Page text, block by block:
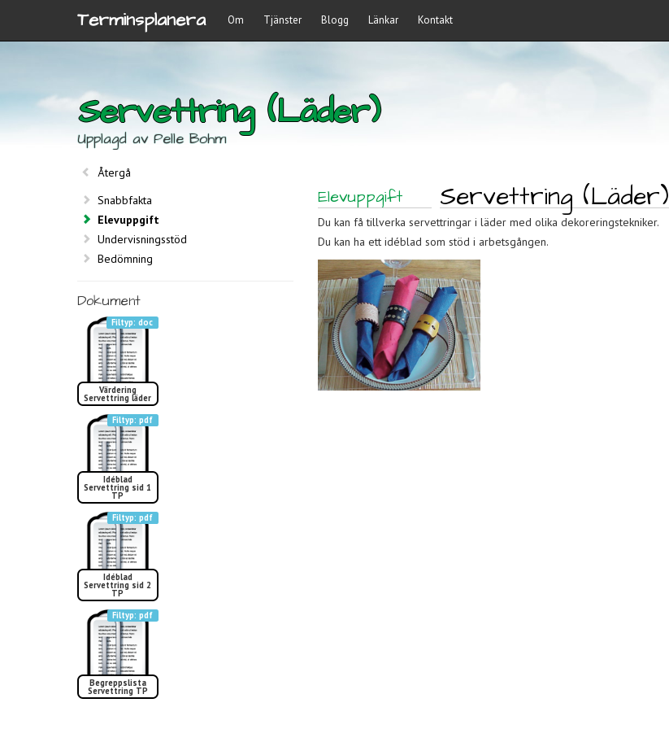
Terminsplanera Om Tjänster Blogg Länkar Kontakt
Servettring (Läder)
Upplagd av Pelle Bohm
Återgå
Snabbfakta
Elevuppgift
Undervisningsstöd
Bedömning
Dokument
doc
Värdering
Servettring läder
pdf
Idéblad
Servettring sid 1
TP
pdf
Idéblad
Servettring sid 2
TP
pdf
Begreppslista
Servettring TP
Elevuppgift Servettring (Läder)
Du kan få tillverka servettringar i läder med olika dekoreringstekniker.
Du kan ha ett idéblad som stöd i arbetsgången.